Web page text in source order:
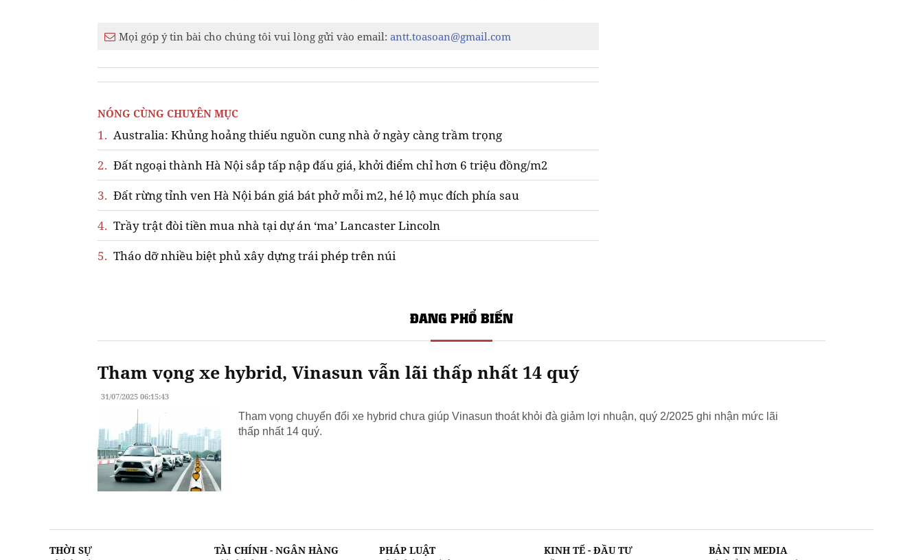
Mọi góp ý tin bài cho chúng tôi vui lòng gửi vào email: antt.toasoan@gmail.com
NÓNG CÙNG CHUYÊN MỤC
1. Australia: Khủng hoảng thiếu nguồn cung nhà ở ngày càng trầm trọng
2. Đất ngoại thành Hà Nội sắp tấp nập đấu giá, khởi điểm chỉ hơn 6 triệu đồng/m2
3. Đất rừng tỉnh ven Hà Nội bán giá bát phở mỗi m2, hé lộ mục đích phía sau
4. Trầy trật đòi tiền mua nhà tại dự án ‘ma’ Lancaster Lincoln
5. Tháo dỡ nhiều biệt phủ xây dựng trái phép trên núi
ĐANG PHỔ BIẾN
Tham vọng xe hybrid, Vinasun vẫn lãi thấp nhất 14 quý
31/07/2025 06:15:43
Tham vọng chuyển đổi xe hybrid chưa giúp Vinasun thoát khỏi đà giảm lợi nhuận, quý 2/2025 ghi nhận mức lãi
thấp nhất 14 quý.
THỜI SỰ
TÀI CHÍNH - NGÂN HÀNG
PHÁP LUẬT
KINH TẾ - ĐẦU TƯ
BẢN TIN MEDIA